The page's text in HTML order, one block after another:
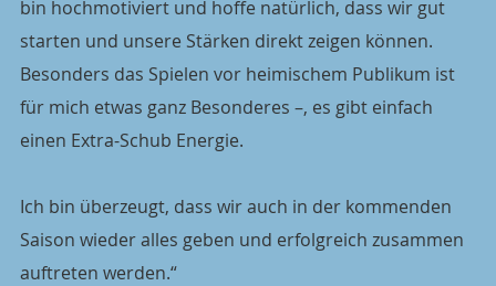
bin hochmotiviert und hoffe natürlich, dass wir gut
starten und unsere Stärken direkt zeigen können.
Besonders das Spielen vor heimischem Publikum ist
für mich etwas ganz Besonderes –, es gibt einfach
einen Extra-Schub Energie.
Ich bin überzeugt, dass wir auch in der kommenden
Saison wieder alles geben und erfolgreich zusammen
auftreten werden.“